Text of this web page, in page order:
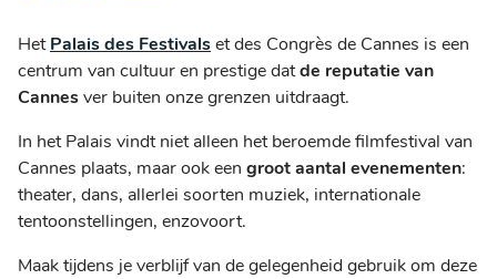
HetPalais des Festivalset des Congrès de Cannes is een
centrum van cultuur en prestige datde reputatie van
Cannesver buiten onze grenzen uitdraagt.
In het Palais vindt niet alleen het beroemde filmfestival van
Cannes plaats, maar ook een groot aantal evenementen:
theater, dans, allerlei soorten muziek, internationale
tentoonstellingen, enzovoort.
Maak tijdens je verblijf van de gelegenheid gebruik om deze